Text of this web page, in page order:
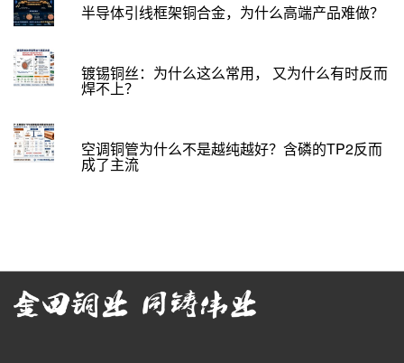
半导体引线框架铜合金，为什么高端产品难做？
镀锡铜丝：为什么这么常用， 又为什么有时反而
焊不上？
空调铜管为什么不是越纯越好？含磷的TP2反而
成了主流